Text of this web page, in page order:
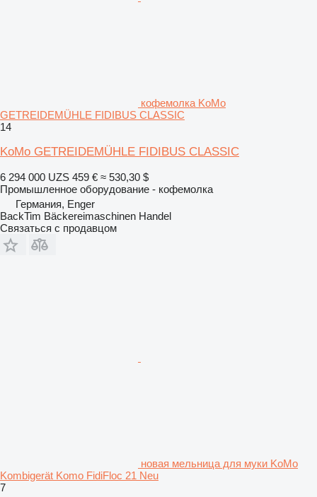
кофемолка KoMo
GETREIDEMÜHLE FIDIBUS CLASSIC
14
KoMo GETREIDEMÜHLE FIDIBUS CLASSIC
6 294 000 UZS 459 € ≈ 530,30 $
Промышленное оборудование - кофемолка
Германия, Enger
BackTim Bäckereimaschinen Handel
Связаться с продавцом
новая мельница для муки KoMo
Kombigerät Komo FidiFloc 21 Neu
7